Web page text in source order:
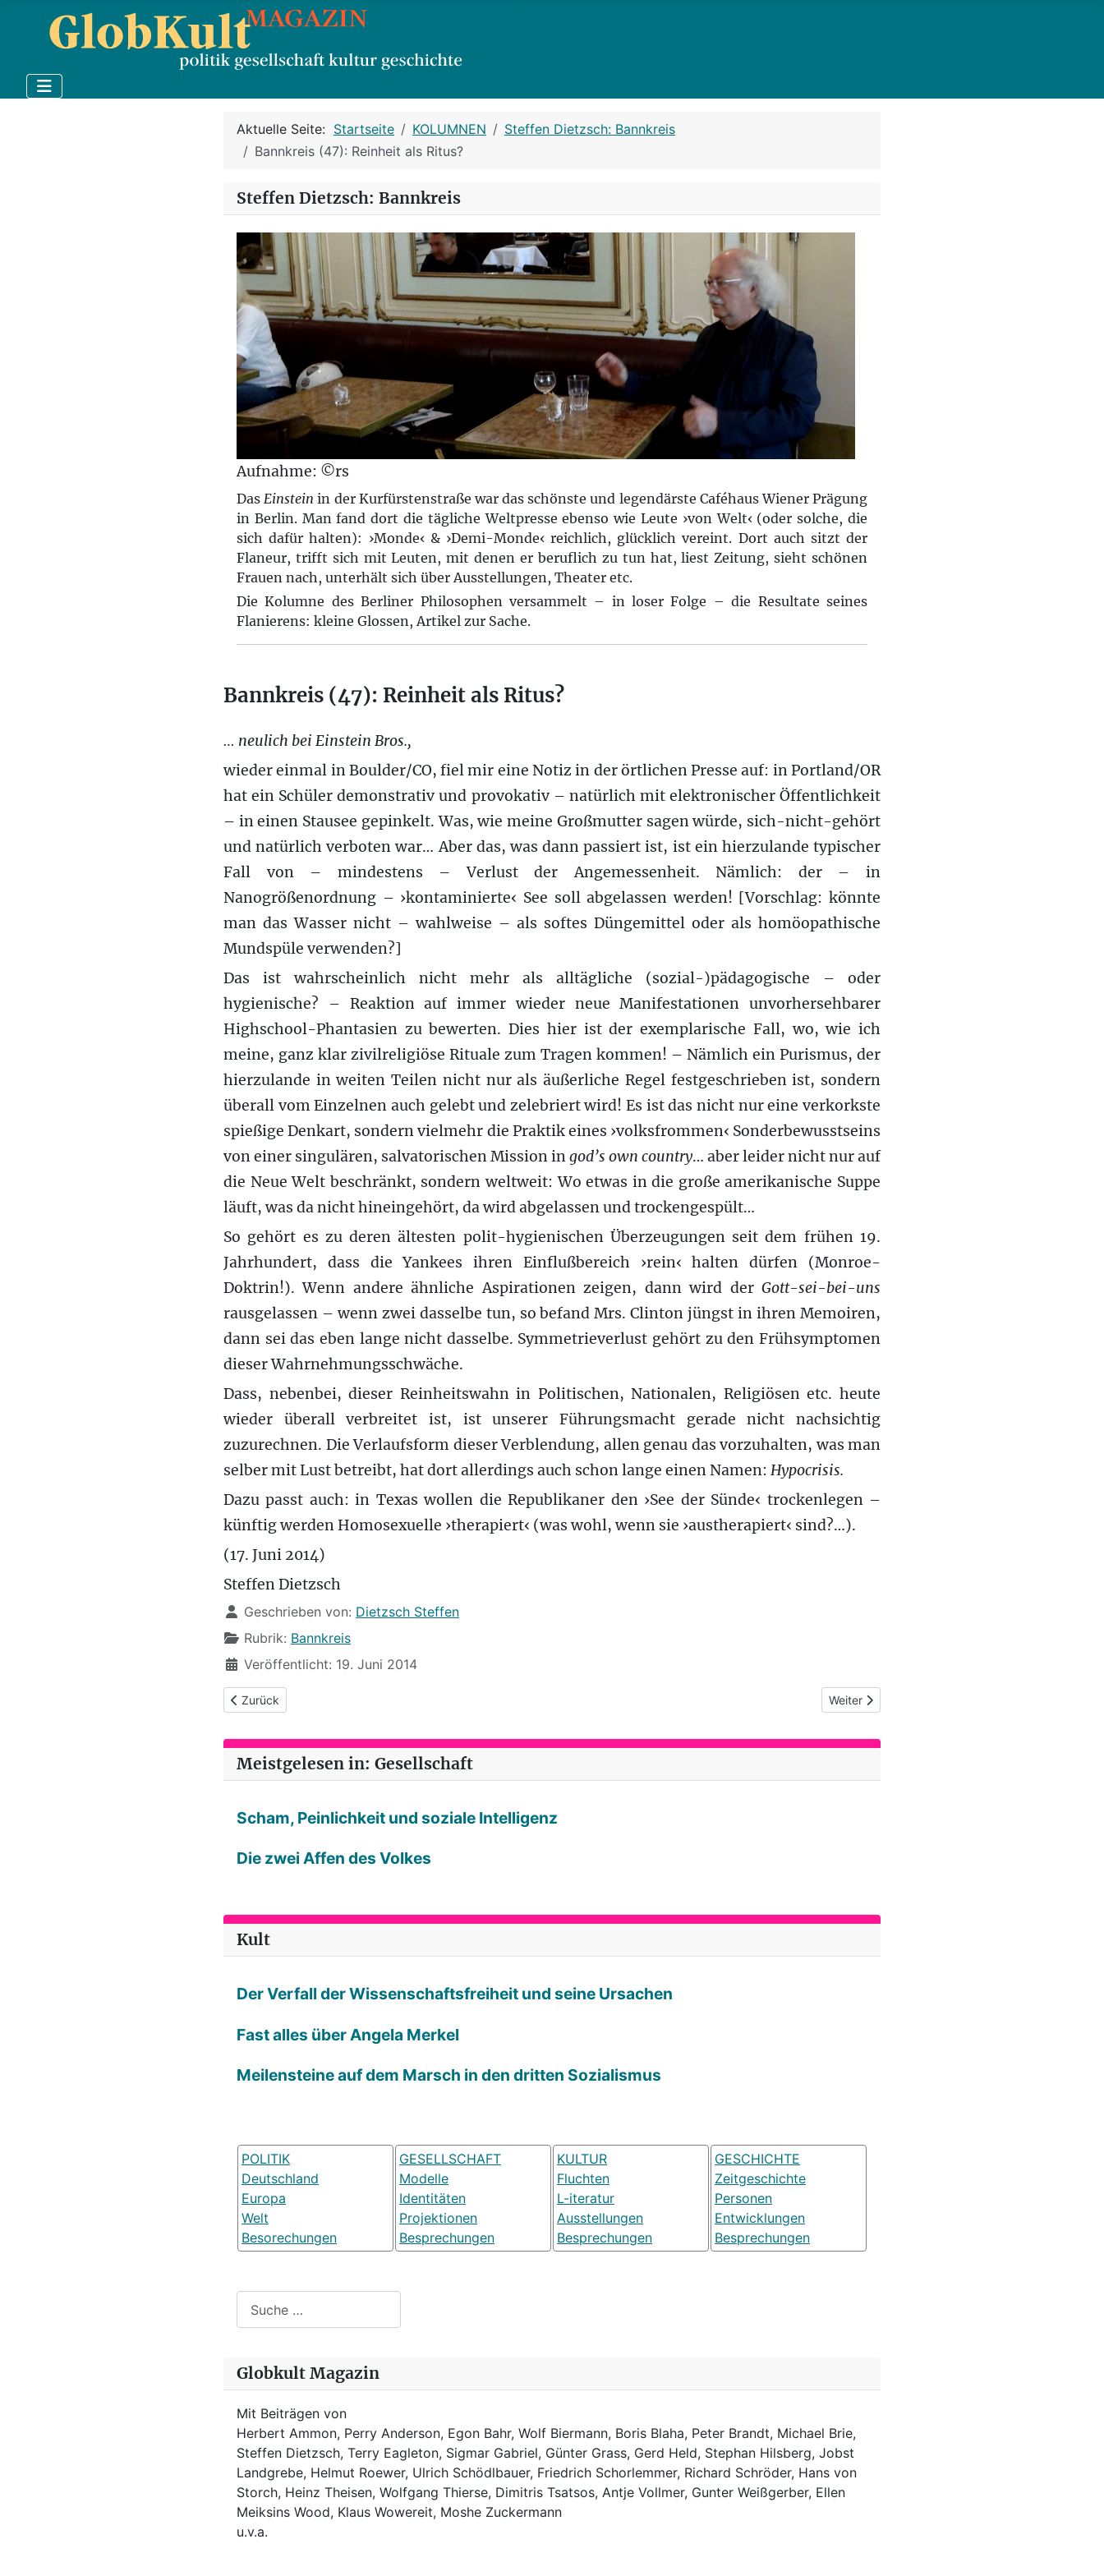
Aktuelle Seite: Startseite KOLUMNEN
Steffen Dietzsch: Bannkreis
Bannkreis (47): Reinheit als Ritus?
Steffen Dietzsch: Bannkreis
Aufnahme: ©rs
Das Einstein in der Kurfürstenstraße war das schönste und legendärste Caféhaus Wiener Prägung
in Berlin. Man fand dort die tägliche Weltpresse ebenso wie Leute ›von Welt‹ (oder solche, die
sich dafür halten): ›Monde‹ & ›Demi-Monde‹ reichlich, glücklich vereint. Dort auch sitzt der
Flaneur, trifft sich mit Leuten, mit denen er beruflich zu tun hat, liest Zeitung, sieht schönen
Frauen nach, unterhält sich über Ausstellungen, Theater etc.
Die Kolumne des Berliner Philosophen versammelt – in loser Folge – die Resultate seines
Flanierens: kleine Glossen, Artikel zur Sache.
Bannkreis (47): Reinheit als Ritus?
… neulich bei Einstein Bros.,
wieder einmal in Boulder/CO, fiel mir eine Notiz in der örtlichen Presse auf: in Portland/OR
hat ein Schüler demonstrativ und provokativ – natürlich mit elektronischer Öffentlichkeit
– in einen Stausee gepinkelt. Was, wie meine Großmutter sagen würde, sich-nicht-gehört
und natürlich verboten war… Aber das, was dann passiert ist, ist ein hierzulande typischer
Fall von – mindestens – Verlust der Angemessenheit. Nämlich: der – in
Nanogrößenordnung – ›kontaminierte‹ See soll abgelassen werden! [Vorschlag: könnte
man das Wasser nicht – wahlweise – als softes Düngemittel oder als homöopathische
Mundspüle verwenden?]
Das ist wahrscheinlich nicht mehr als alltägliche (sozial-)pädagogische – oder
hygienische? – Reaktion auf immer wieder neue Manifestationen unvorhersehbarer
Highschool-Phantasien zu bewerten. Dies hier ist der exemplarische Fall, wo, wie ich
meine, ganz klar zivilreligiöse Rituale zum Tragen kommen! – Nämlich ein Purismus, der
hierzulande in weiten Teilen nicht nur als äußerliche Regel festgeschrieben ist, sondern
überall vom Einzelnen auch gelebt und zelebriert wird! Es ist das nicht nur eine verkorkste
spießige Denkart, sondern vielmehr die Praktik eines ›volksfrommen‹ Sonderbewusstseins
von einer singulären, salvatorischen Mission ingod’s own country… aber leider nicht nur auf
die Neue Welt beschränkt, sondern weltweit: Wo etwas in die große amerikanische Suppe
läuft, was da nicht hineingehört, da wird abgelassen und trockengespült…
So gehört es zu deren ältesten polit-hygienischen Überzeugungen seit dem frühen 19.
Jahrhundert, dass die Yankees ihren Einflußbereich ›rein‹ halten dürfen (Monroe-
Doktrin!). Wenn andere ähnliche Aspirationen zeigen, dann wird der Gott-sei-bei-uns
rausgelassen – wenn zwei dasselbe tun, so befand Mrs. Clinton jüngst in ihren Memoiren,
dann sei das eben lange nicht dasselbe. Symmetrieverlust gehört zu den Frühsymptomen
dieser Wahrnehmungsschwäche.
Dass, nebenbei, dieser Reinheitswahn in Politischen, Nationalen, Religiösen etc. heute
wieder überall verbreitet ist, ist unserer Führungsmacht gerade nicht nachsichtig
zuzurechnen. Die Verlaufsform dieser Verblendung, allen genau das vorzuhalten, was man
selber mit Lust betreibt, hat dort allerdings auch schon lange einen Namen: Hypocrisis.
Dazu passt auch: in Texas wollen die Republikaner den ›See der Sünde‹ trockenlegen –
künftig werden Homosexuelle ›therapiert‹ (was wohl, wenn sie ›austherapiert‹ sind?…).
(17. Juni 2014)
Steffen Dietzsch
Details
Geschrieben von: Dietzsch Steffen
Rubrik: Bannkreis
Veröffentlicht: 19. Juni 2014
Vorheriger Beitrag: Bannkreis (46): Ein Land ›an-der-Grenze‹
Zurück Nächster Beitrag: Bannkreis (48) Kosakisch
Weiter
Meistgelesen in: Gesellschaft
Scham, Peinlichkeit und soziale Intelligenz
Die zwei Affen des Volkes
Kult
Der Verfall der Wissenschaftsfreiheit und seine Ursachen
Fast alles über Angela Merkel
Meilensteine auf dem Marsch in den dritten Sozialismus
POLITIK
Deutschland
Europa
Welt
Besorechungen
GESELLSCHAFT
Modelle
Identitäten
Projektionen
Besprechungen
KULTUR
Fluchten
L-iteratur
Ausstellungen
Besprechungen
GESCHICHTE
Zeitgeschichte
Personen
Entwicklungen
Besprechungen
Globkult Magazin
Mit Beiträgen von
Herbert Ammon, Perry Anderson, Egon Bahr, Wolf Biermann, Boris Blaha, Peter Brandt, Michael Brie,
Steffen Dietzsch, Terry Eagleton, Sigmar Gabriel, Günter Grass, Gerd Held, Stephan Hilsberg, Jobst
Landgrebe, Helmut Roewer, Ulrich Schödlbauer, Friedrich Schorlemmer, Richard Schröder, Hans von
Storch, Heinz Theisen, Wolfgang Thierse, Dimitris Tsatsos, Antje Vollmer, Gunter Weißgerber, Ellen
Meiksins Wood, Klaus Wowereit, Moshe Zuckermann
u.v.a.